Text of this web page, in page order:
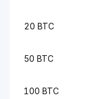
20 BTC
50 BTC
100 BTC